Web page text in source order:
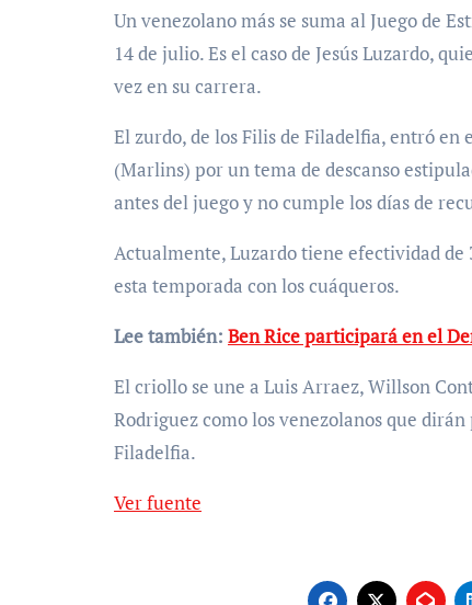
Un venezolano más se suma al Juego de Estrellas 2026, el cual se llevará a cabo el próximo martes
14 de julio. Es el caso de Jesús Luzardo,
vez en su carrera.
El zurdo, de los Filis de Filadelfia, entró
(Marlins) por un tema de descanso
antes del juego y no cumple los días de
Actualmente, Luzardo tiene efectividad de 3.75 con récord de 7-4 y 125 ponches en 18 aperturas
esta temporada con los cuáqueros.
Lee también: Ben Rice participará en el
El criollo se une a Luis Arraez, Willson
Rodriguez como los venezolanos que
Filadelfia.
Ver fuente